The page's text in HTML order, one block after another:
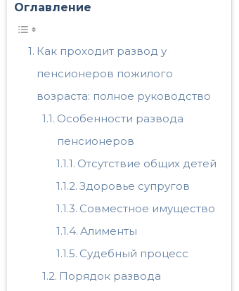
Оглавление
Как проходит развод у
пенсионеров пожилого
возраста: полное руководство
Особенности развода
пенсионеров
Отсутствие общих детей
Здоровье супругов
Совместное имущество
Алименты
Судебный процесс
Порядок развода